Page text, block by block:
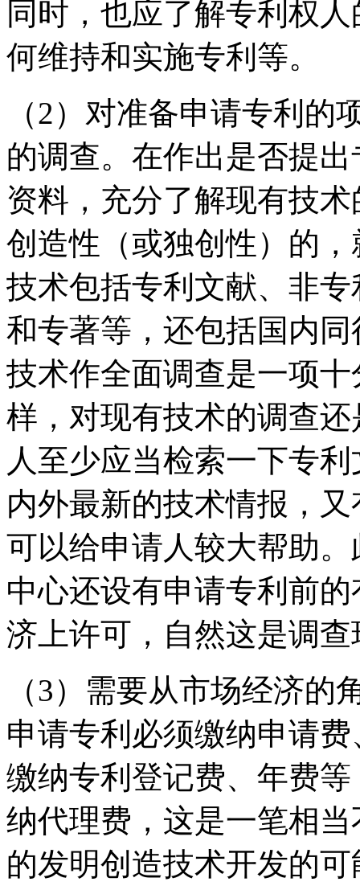
同时，也应了解专利权
何维持和实施专利等。
（2）对准备申请专利
的调查。在作出是否提
资料，充分了解现有技
创造性（或独创性）的
技术包括专利文献、非
和专著等，还包括国内
技术作全面调查是一项
样，对现有技术的调查
人至少应当检索一下专
内外最新的技术情报，
可以给申请人较大帮助
中心还设有申请专利前
济上许可，自然这是调
（3）需要从市场经济
申请专利必须缴纳申请
缴纳专利登记费、年费
纳代理费，这是一笔相
的发明创造技术开发的